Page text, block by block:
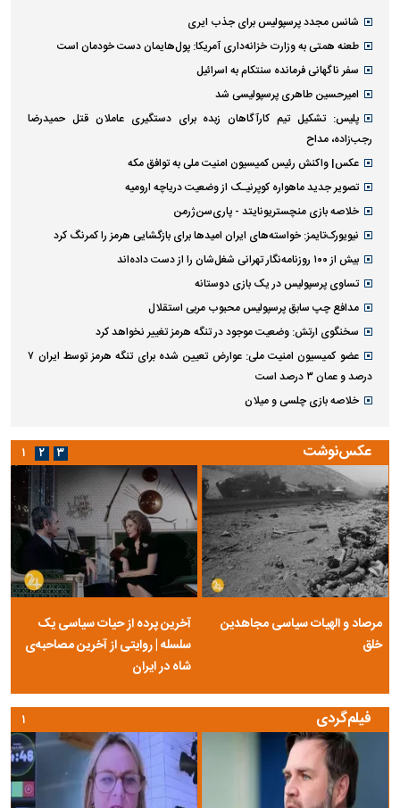
شانس مجدد پرسپولیس برای جذب ایری
طعنه همتی به وزارت خزانه‌داری آمریکا: پول‌هایمان دست خودمان است
سفر ناگهانی فرمانده سنتکام به اسرائیل
امیرحسین طاهری پرسپولیسی شد
پلیس: تشکیل تیم کارآگاهان زبده برای دستگیری عاملان قتل حمیدرضا
رجب‌زاده، مداح
عکس| واکنش رئیس کمیسیون امنیت ملی به توافق مکه
تصویر جدید ماهواره کوپرنیـک از وضعیت دریاچه ارومیه
خلاصه بازی منچستریونایتد - پاری‌سن‌ژرمن
نیویورک‌تایمز: خواسته‌های ایران امیدها برای بازگشایی هرمز را کمرنگ کرد
بیش از ۱۰۰ روزنامه‌نگار تهرانی شغل‌شان را از دست داده‌اند
تساوی پرسپولیس در یک بازی دوستانه
مدافع چپ سابق پرسپولیس محبوب مربی استقلال
سخنگوی ارتش: وضعیت موجود در تنگه هرمز تغییر نخواهد کرد
عضو کمیسیون امنیت ملی: عوارض تعیین شده برای تنگه هرمز توسط ایران ۷
درصد و عمان ۳ درصد است
خلاصه بازی چلسی و میلان
عکس‌نوشت
مرصاد و الهیات سیاسی مجاهدین
خلق
آخرین پرده از حیات سیاسی یک
سلسله | روایتی از آخرین مصاحبه‌ی
شاه در ایران
۱ ۲ ۳
فیلم‌گردی ۱